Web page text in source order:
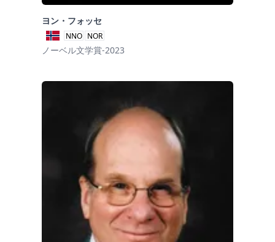
ヨン・フォッセ
NNO NOR
ノーベル文学賞-2023